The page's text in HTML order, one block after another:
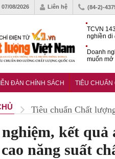
07/08/2026 Liên hệ (84-2)-
TCVN
nghiền di
Doanh
muốn mở
nghiệp
ĐÀN CHÍNH SÁCH TIÊU
Tiêu chuẩn Chất
kết quả
năng suất